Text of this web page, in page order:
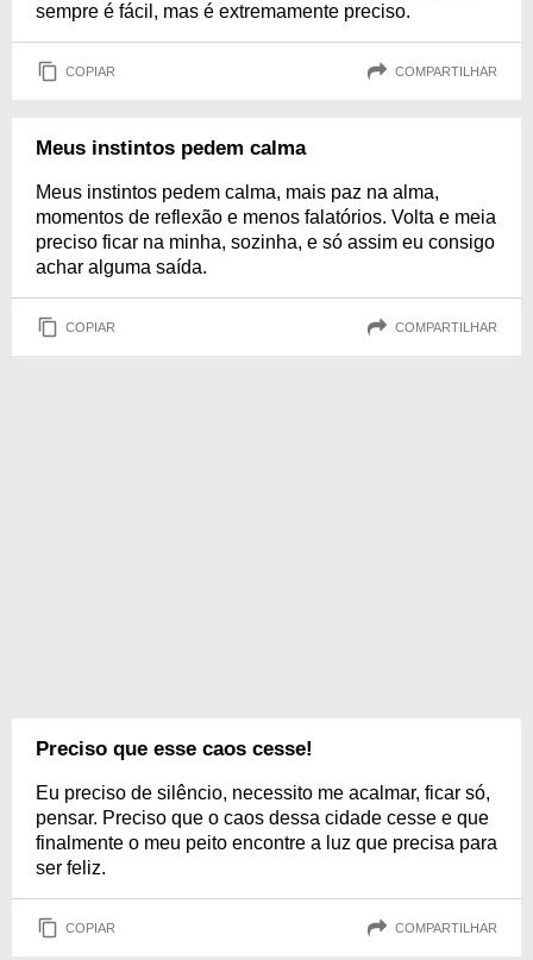
sempre é fácil, mas é extremamente preciso.
COPIAR COMPARTILHAR
Meus instintos pedem calma
Meus instintos pedem calma, mais paz na alma,
momentos de reflexão e menos falatórios. Volta e meia
preciso ficar na minha, sozinha, e só assim eu consigo
achar alguma saída.
COPIAR COMPARTILHAR
Preciso que esse caos cesse!
Eu preciso de silêncio, necessito me acalmar, ficar só,
pensar. Preciso que o caos dessa cidade cesse e que
finalmente o meu peito encontre a luz que precisa para
ser feliz.
COPIAR COMPARTILHAR